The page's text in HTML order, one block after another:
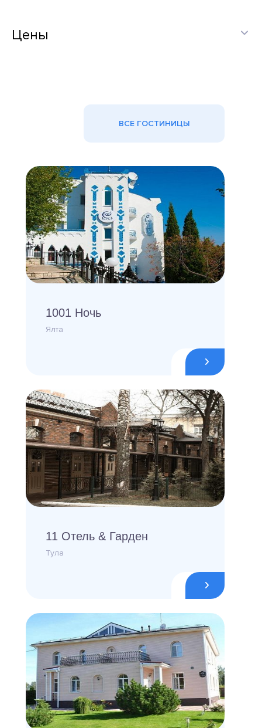
Цены
ВСЕ ГОСТИНИЦЫ
1001 Ночь
Ялта
11 Отель & Гарден
Тула